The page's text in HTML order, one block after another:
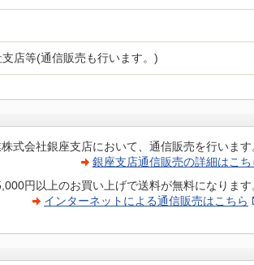
店等(通信販売も行います。)
式会社銀座支店において、通信販売を行います
銀座支店通信販売の詳細はこち
円以上のお買い上げで送料が無料になります
インターネットによる通信販売はこちら